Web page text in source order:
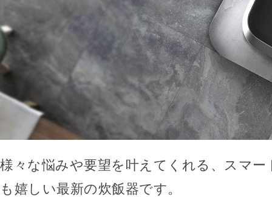
様々な悩みや要望を叶えてくれる、スマ
も嬉しい最新の炊飯器です。